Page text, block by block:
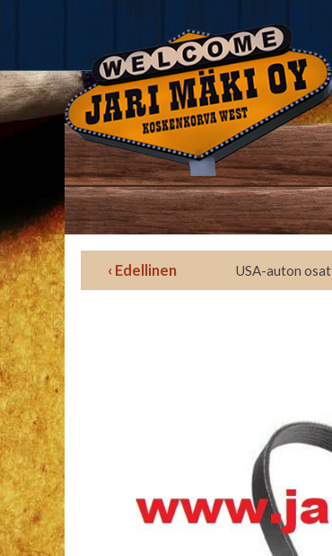
‹ Edellinen USA-auton osat